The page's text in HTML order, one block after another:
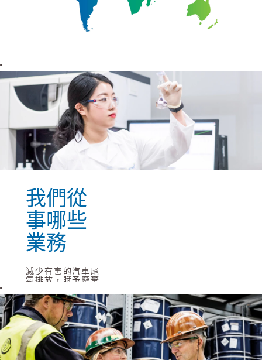
我們從
事哪些
業務
減少有害的汽車尾
氣排放，賦予廢棄
未來的汽車提供動
能。作為一家全球
材料科技集團，優
美科運用其專業知
識，提供日常生活
所必需的材料和解
決方案。